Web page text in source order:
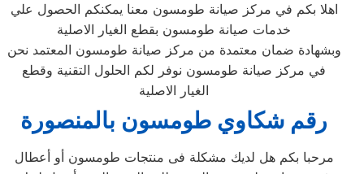
اهلا بكم في مركز صيانة طومسون معنا يمكنكم الحصول علي
خدمات صيانة طومسون بقطع الغيار الاصلية
وبشهادة ضمان معتمدة من مركز صيانة طومسون المعتمد نحن
في مركز صيانة طومسون نوفر لكم الحلول التقنية وقطع
الغيار الاصلية
رقم شكاوي طومسون بالمنصورة
مرحبا بكم هل لديك مشكلة فى منتجات طومسون أو أعطال